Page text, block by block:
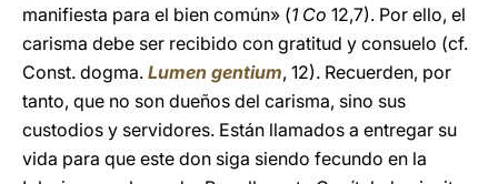
manifiesta para el bien común» (1 Co 12,7). Por ello, el
carisma debe ser recibido con gratitud y consuelo (cf.
Const. dogma. Lumen gentium, 12). Recuerden, por
tanto, que no son dueños del carisma, sino sus
custodios y servidores. Están llamados a entregar su
vida para que este don siga siendo fecundo en la